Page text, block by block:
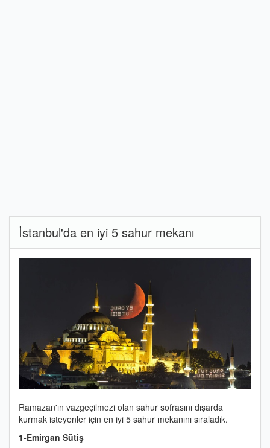
İstanbul'da en iyi 5 sahur mekanı
Ramazan'ın vazgeçilmezi olan sahur sofrasını dışarda
kurmak isteyenler için en iyi 5 sahur mekanını sıraladık.
1-Emirgan Sütiş